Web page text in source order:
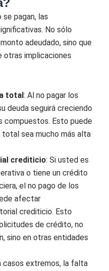
se pagan, las
No sólo
adeudado, sino que
otras implicaciones
total : Al no pagar los
deuda seguirá creciendo
compuestos. Esto puede
total sea mucho más alta
crediticio: Si usted es
o tiene un crédito
el no pago de los
afectar
crediticio. Esto
de crédito, no
sino en otras entidades
casos extremos, la falta